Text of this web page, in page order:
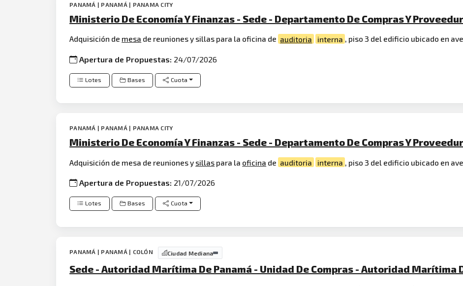
PANAMÁ | PANAMÁ | PANAMA CITY
Ministerio De Economía Y Finanzas - Sede - Departamento De Compras Y
Adquisición de mesa de reuniones y sillas para la oficina de auditoria interna , piso 3 del edificio ubicado en
Apertura de Propuestas: 24/07/2026
Lotes Bases Cuota
PANAMÁ | PANAMÁ | PANAMA CITY
Ministerio De Economía Y Finanzas - Sede - Departamento De Compras Y
Adquisición de mesa de reuniones y sillas para la oficina de auditoria interna , piso 3 del edificio ubicado en
Apertura de Propuestas: 21/07/2026
Lotes Bases Cuota
PANAMÁ | PANAMÁ | COLÓN Ciudad Mediana
Sede - Autoridad Marítima De Panamá - Unidad De Compras - Autoridad Marítima